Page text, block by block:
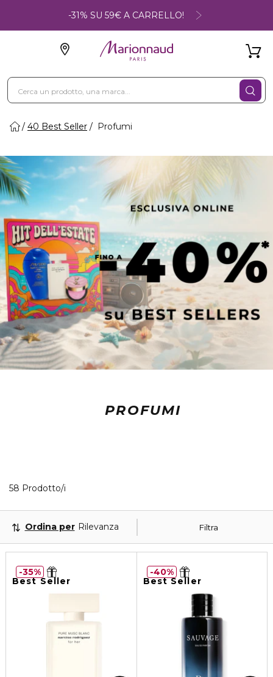
-31% SU 59€ A CARRELLO!
40 Best Seller Profumi
PROFUMI
58 Prodotto/i
Filtra
Ordina per Rilevanza
Best Seller
35%
Best Seller
40%